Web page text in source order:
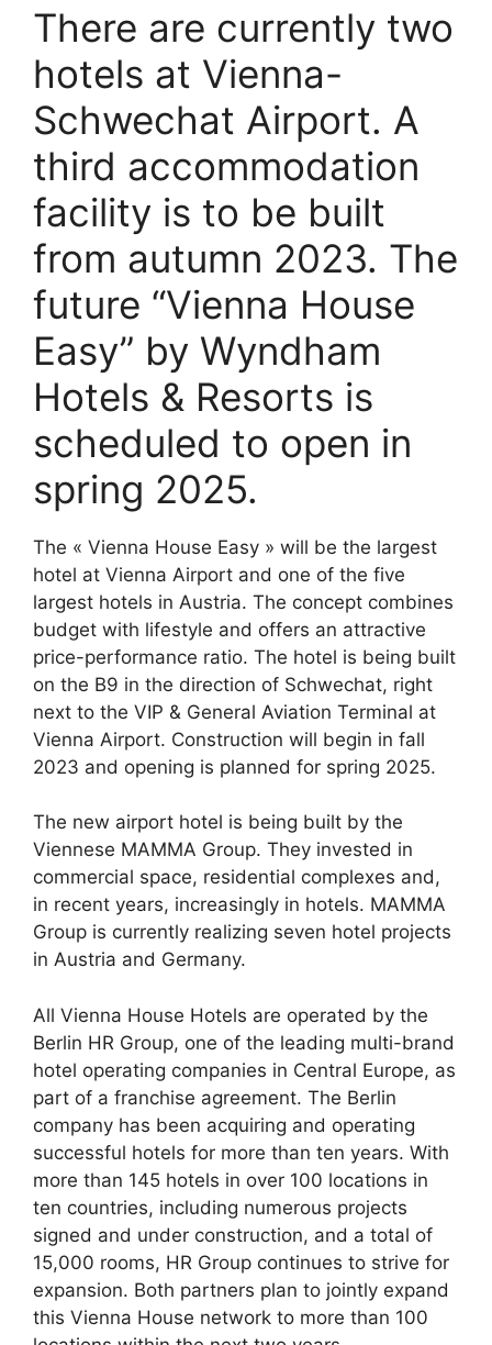
There are currently two
hotels at Vienna-
Schwechat Airport. A
third accommodation
facility is to be built
from autumn 2023. The
future “Vienna House
Easy” by Wyndham
Hotels & Resorts is
scheduled to open in
spring 2025.
The « Vienna House Easy » will be the largest
hotel at Vienna Airport and one of the five
largest hotels in Austria. The concept combines
budget with lifestyle and offers an attractive
price-performance ratio. The hotel is being built
on the B9 in the direction of Schwechat, right
next to the VIP & General Aviation Terminal at
Vienna Airport. Construction will begin in fall
2023 and opening is planned for spring 2025.
The new airport hotel is being built by the
Viennese MAMMA Group. They invested in
commercial space, residential complexes and,
in recent years, increasingly in hotels. MAMMA
Group is currently realizing seven hotel projects
in Austria and Germany.
All Vienna House Hotels are operated by the
Berlin HR Group, one of the leading multi-brand
hotel operating companies in Central Europe, as
part of a franchise agreement. The Berlin
company has been acquiring and operating
successful hotels for more than ten years. With
more than 145 hotels in over 100 locations in
ten countries, including numerous projects
signed and under construction, and a total of
15,000 rooms, HR Group continues to strive for
expansion. Both partners plan to jointly expand
this Vienna House network to more than 100